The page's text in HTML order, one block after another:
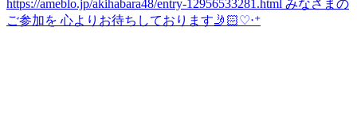
https://ameblo.jp/akihabara48/entry-12956533281.html みなさまの
ご参加を 心よりお待ちしております🤳🏻♡‧⁺